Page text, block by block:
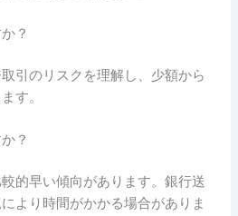
？
引のリスクを理解し、少額から
す。
？
的早い傾向があります。銀行送
より時間がかかる場合がありま